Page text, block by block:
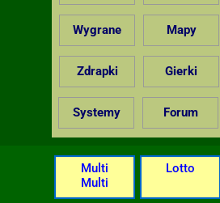
Wygrane Mapy
Zdrapki Gierki
Systemy Forum
Multi
Multi
Lotto